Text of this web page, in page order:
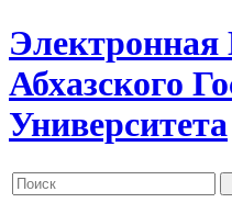
Электронная
Абхазского
Университета